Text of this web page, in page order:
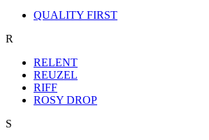
QUALITY FIRST
R
RELENT
REUZEL
RIFF
ROSY DROP
S